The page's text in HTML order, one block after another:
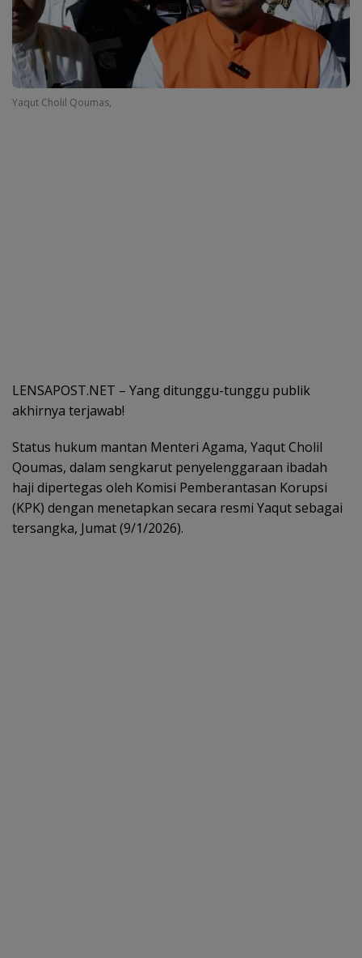
Yaqut Cholil Qoumas,
LENSAPOST.NET – Yang ditunggu-tunggu publik
akhirnya terjawab!
Status hukum mantan Menteri Agama, Yaqut Cholil
Qoumas, dalam sengkarut penyelenggaraan ibadah
haji dipertegas oleh Komisi Pemberantasan Korupsi
(KPK) dengan menetapkan secara resmi Yaqut sebagai
tersangka, Jumat (9/1/2026).